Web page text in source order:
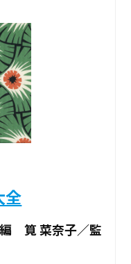
全
筧 菜奈子／監